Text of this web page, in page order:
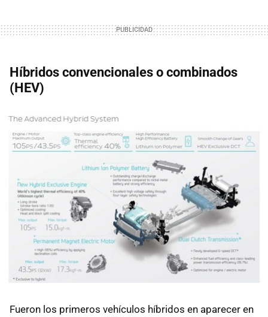
Híbridos convencionales o combinados
(HEV)
Fueron los primeros vehículos híbridos en aparecer en